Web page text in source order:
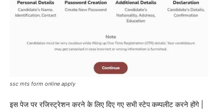
ssc mts form online apply
इस पेज पर रजिस्ट्रेशन करने के लिए दिए गए सभी स्टेप कम्पलीट करने होंगे |